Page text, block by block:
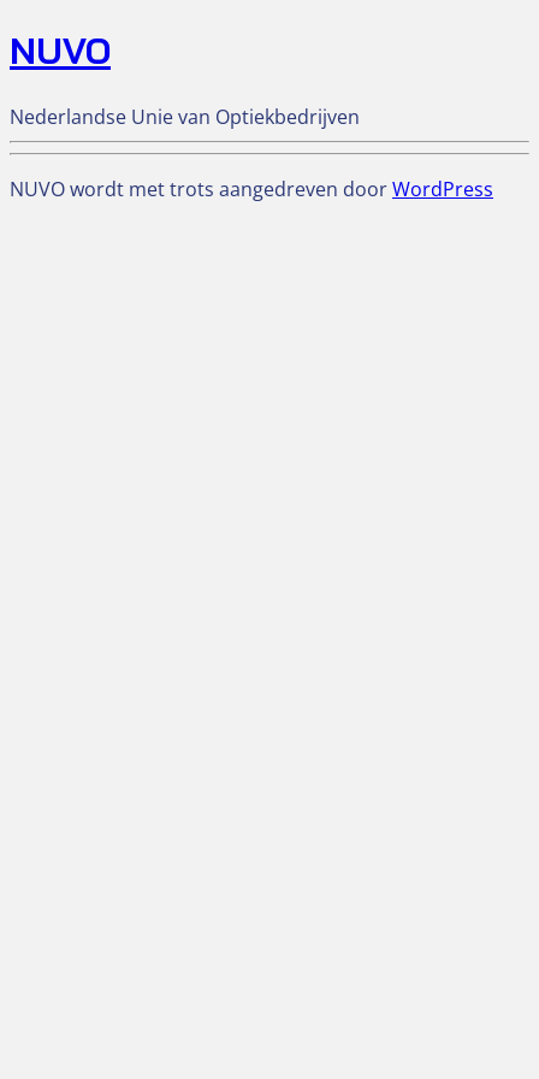
NUVO
Nederlandse Unie van Optiekbedrijven
NUVO wordt met trots aangedreven doorWordPress